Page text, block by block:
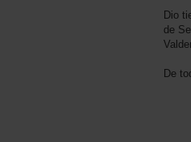
Dio
de
De